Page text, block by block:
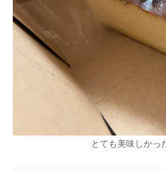
とても美味しかっ